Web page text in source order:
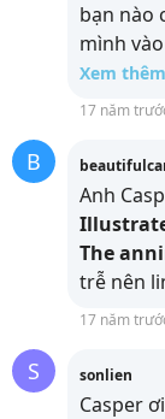
bạn nào
mình
Xem thêm
17 năm
B
Anh
The
trễ nên
17 năm
S sonlien
Casper